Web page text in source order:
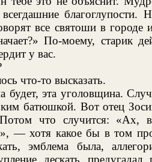
благоглупости.
все святоши в городе
По-моему, старик
у вас.
что-то высказать.
эта уголовщина.
батюшкой. Вот отец
что случится: «Ах,
— хотя какое бы в том
эмблема была,
дескать,